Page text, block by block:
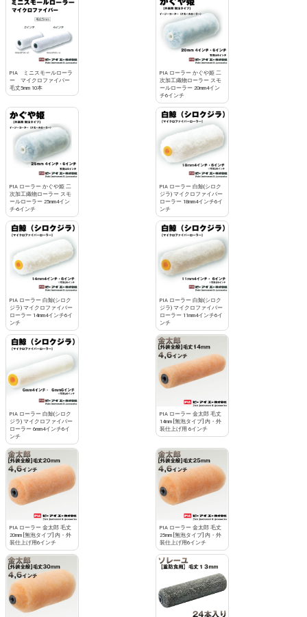
PIA ミニスモールローラ
ー マイクロファイバー
毛丈5mm 10本
PIA ローラー かぐや姫 二
次加工織物ローラー スモ
ールローラー 20mm4イン
チ6インチ
PIA ローラー かぐや姫 二
次加工織物ローラー スモ
ールローラー 25mm4イン
チ-6インチ
PIA ローラー 白鯨(シロク
ジラ) マイクロファイバー
ローラー 18mm4インチ6イ
ンチ
PIA ローラー 白鯨(シロク
ジラ) マイクロファイバー
ローラー 14mm4インチ6イ
ンチ
PIA ローラー 白鯨(シロク
ジラ) マイクロファイバー
ローラー 11mm4インチ6イ
ンチ
PIA ローラー 白鯨(シロク
ジラ) マイクロファイバー
ローラー 6mm4インチ6イ
ンチ
PIA ローラー 金太郎 毛丈
14mm [無泡タイプ] 内・外
装仕上げ用 6インチ
PIA ローラー 金太郎 毛丈
20mm [無泡タイプ] 内・外
装仕上げ用6インチ
PIA ローラー 金太郎 毛丈
25mm [無泡タイプ] 内・外
装仕上げ用6インチ